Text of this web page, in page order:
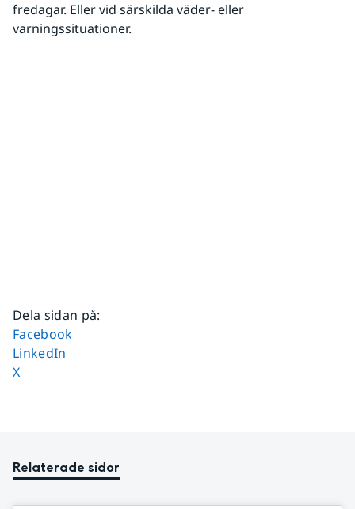
fredagar. Eller vid särskilda väder- eller
varningssituationer.
Dela sidan på:
Dela sidan på
Facebook
Dela sidan på
LinkedIn
Dela sidan på
X
Relaterade sidor